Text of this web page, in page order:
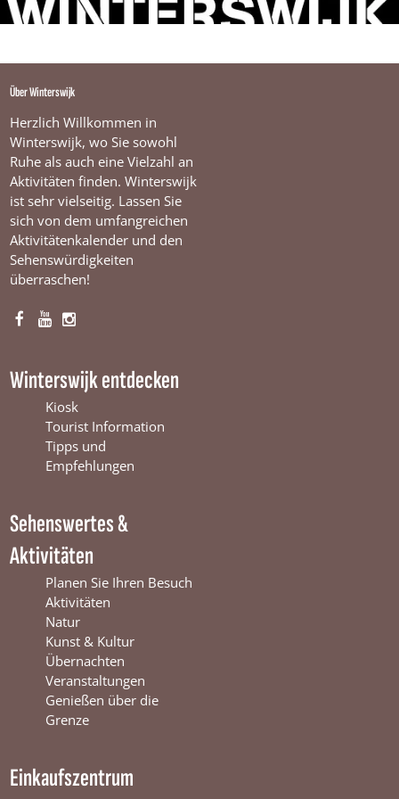
k
Über Winterswijk
Herzlich Willkommen in
Winterswijk, wo Sie sowohl
Ruhe als auch eine Vielzahl an
Aktivitäten finden. Winterswijk
ist sehr vielseitig. Lassen Sie
sich von dem umfangreichen
Aktivitätenkalender und den
Sehenswürdigkeiten
überraschen!
F
e
n
t
e
Y
T
u
b
e
W
t
e
r
s
w
i
j
k
I
t
a
g
r
a
i
t
e
r
s
w
i
j
k
Winterswijk entdecken
Kiosk
Tourist Information
Tipps und
Empfehlungen
Sehenswertes &
Aktivitäten
Planen Sie Ihren Besuch
Aktivitäten
Natur
Kunst & Kultur
Übernachten
Veranstaltungen
Genießen über die
Grenze
Einkaufszentrum